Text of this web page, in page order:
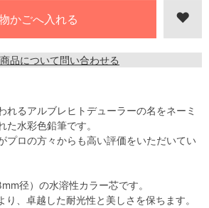
品について問い合わせる
れるアルブレヒトデューラーの名をネーミ
た水彩色鉛筆です。
プロの方々からも高い評価をいただいてい
径）の水溶性カラー芯です。
、卓越した耐光性と美しさを保ちます。